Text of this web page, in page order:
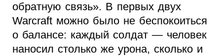
обратную связь». В первых двух
Warcraft можно было не беспокоиться
о балансе: каждый солдат — человек
наносил столько же урона, сколько и